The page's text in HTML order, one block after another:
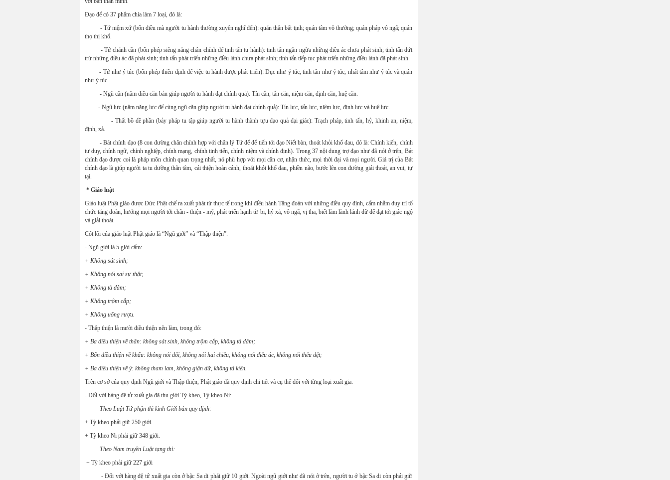
Đạo đế có 37 phẩm chia làm 7 loại, đó là:
- Tứ niệm xứ (bốn điều mà người tu hành thường xuyên nghĩ đến): quán thân bất tịnh; quán tâm vô thường; quán pháp vô ngã; quán
thọ thị khổ.
- Tứ chánh cần (bốn phép siêng năng chân chính để tinh tấn tu hành): tinh tấn ngăn ngừa những điều ác chưa phát sinh; tinh tấn dứt
trừ những điều ác đã phát sinh; tinh tấn phát triển những điều lành chưa phát sinh; tinh tấn tiếp tục phát triển những điều lành đã phát sinh.
- Tứ như ý túc (bốn phép thiền định để việc tu hành được phát triển): Dục như ý túc, tinh tấn như ý túc, nhất tâm như ý túc và quán
như ý túc.
- Ngũ căn (năm điều căn bản giúp người tu hành đạt chính quả): Tín căn, tấn căn, niệm căn, định căn, huệ căn.
- Ngũ lực (năm năng lực để cùng ngũ căn giúp người tu hành đạt chính quả): Tín lực, tấn lực, niệm lực, định lực và huệ lực.
- Thất bồ đề phần (bảy pháp tu tập giúp người tu hành thành tựu đạo quả đại giác): Trạch pháp, tinh tấn, hỷ, khinh an, niệm,
định, xả.
- Bát chính đạo (8 con đường chân chính hợp với chân lý Tứ đế để tiến tới đạo Niết bàn, thoát khỏi khổ đau, đó là: Chính kiến, chính
tư duy, chính ngữ, chính nghiệp, chính mạng, chính tinh tiến, chính niệm và chính định). Trong 37 nội dung trợ đạo như đã nói ở trên, Bát
chính đạo được coi là pháp môn chính quan trọng nhất, nó phù hợp với mọi căn cơ, nhận thức, mọi thời đại và mọi người. Giá trị của Bát
chính đạo là giúp người ta tu dưỡng thân tâm, cải thiện hoàn cảnh, thoát khỏi khổ đau, phiền não, bước lên con đường giải thoát, an vui, tự
tại.
* Giáo luật
Giáo luật Phật giáo được Đức Phật chế ra xuất phát từ thực tế trong khi điều hành Tăng đoàn với những điều quy định, cấm nhằm duy trì tổ
chức tăng đoàn, hướng mọi người tới chân - thiện - mỹ, phát triển hạnh từ bi, hỷ xả, vô ngã, vị tha, biết làm lành lánh dữ để đạt tới giác ngộ
và giải thoát.
Cốt lõi của giáo luật Phật giáo là “Ngũ giới” và “Thập thiện”.
- Ngũ giới là 5 giới cấm:
+ Không sát sinh;
+ Không nói sai sự thật;
+ Không tà dâm;
+ Không trộm cắp;
+ Không uống rượu.
- Thập thiện là mười điều thiện nên làm, trong đó:
+ Ba điều thiện về thân: không sát sinh, không trộm cắp, không tà dâm;
+ Bốn điều thiện về khẩu: không nói dối, không nói hai chiều, không nói điều ác, không nói thêu dệt;
+ Ba điều thiện về ý: không tham lam, không giận dữ, không tà kiến.
Trên cơ sở của quy định Ngũ giới và Thập thiện, Phật giáo đã quy định chi tiết và cụ thể đối với từng loại xuất gia.
- Đối với hàng đệ tử xuất gia đã thụ giới Tỳ kheo, Tỳ kheo Ni:
Theo Luật Tứ phận thì kinh Giới bản quy định:
+ Tỳ kheo phải giữ 250 giới.
+ Tỳ kheo Ni phải giữ 348 giới.
Theo Nam truyền Luật tạng thì:
+ Tỳ kheo phải giữ 227 giới
- Đối với hàng đệ tử xuất gia còn ở bậc Sa di phải giữ 10 giới. Ngoài ngũ giới như đã nói ở trên, người tu ở bậc Sa di còn phải giữ